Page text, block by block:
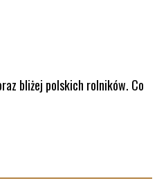
bliżej polskich rolników. Co